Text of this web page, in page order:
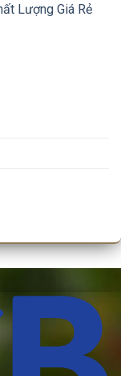
Lượng Giá Rẻ